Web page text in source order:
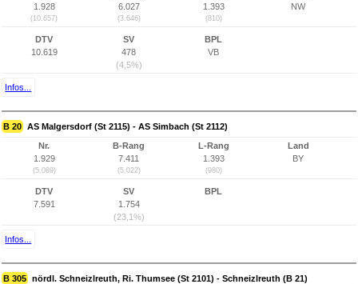
1.928
(10.657)
6.027
(3.646)
1.393
(810)
NW
DTV
10.619
SV
478
(4,5%)
BPL
VB
Infos...
B 20 AS Malgersdorf (St 2115) - AS Simbach (St 2112)
Nr.
1.929
(5.089)
B-Rang
7.411
(5.022)
L-Rang
1.393
(980)
Land
BY
DTV
7.591
SV
1.754
(23,1%)
BPL
Infos...
B 305 nördl. Schneizlreuth, Ri. Thumsee (St 2101) - Schneizlreuth (B 21)